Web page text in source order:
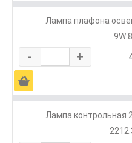
Лампа плафона
9W
- +
Ä
Лампа контрольная